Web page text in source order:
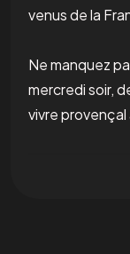
venus de la
Ne manquez
mercredi soir,
vivre